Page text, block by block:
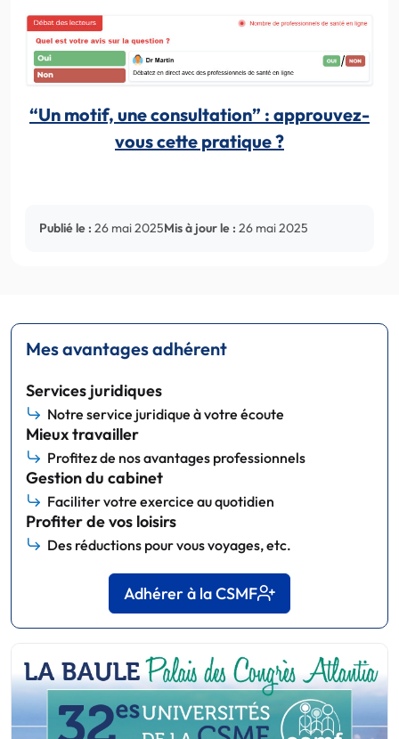
“Un motif, une consultation” : approuvez-
vous cette pratique ?
Publié le : 26 mai 2025Mis à jour le : 26 mai 2025
Mes avantages adhérent
Services juridiques
Notre service juridique à votre écoute
Mieux travailler
Profitez de nos avantages professionnels
Gestion du cabinet
Faciliter votre exercice au quotidien
Profiter de vos loisirs
Des réductions pour vous voyages, etc.
Adhérer à la CSMF